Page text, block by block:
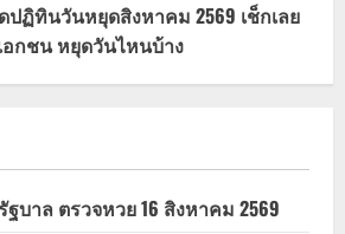
ปฏิทินวันหยุดสิงหาคม 2569 เช็กเลย
อกชน หยุดวันไหนบ้าง
บาล ตรวจหวย 16 สิงหาคม 2569